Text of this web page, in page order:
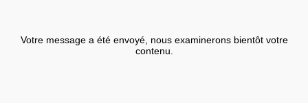
Votre message a été envoyé, nous examinerons bientôt votre
contenu.